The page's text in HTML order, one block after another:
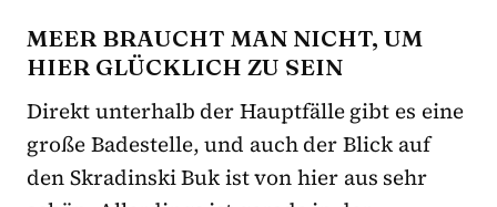
MEER BRAUCHT MAN NICHT, UM
HIER GLÜCKLICH ZU SEIN
Direkt unterhalb der Hauptfälle gibt es eine
große Badestelle, und auch der Blick auf
den Skradinski Buk ist von hier aus sehr